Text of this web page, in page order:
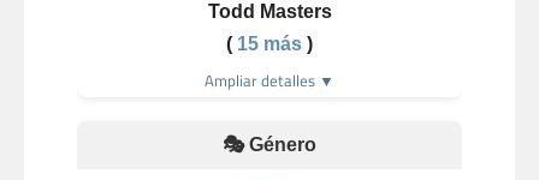
Todd Masters
( 15 más )
Ampliar detalles ▼
🎭 Género